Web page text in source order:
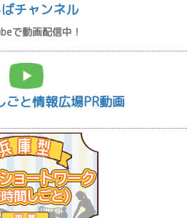
チャンネル
で動画配信中！
ごと情報広場PR動画